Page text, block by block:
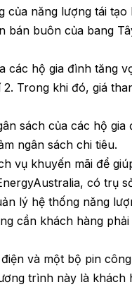
của năng lượng tái tạo
bán buôn của bang
các hộ gia đình tăng
Trong khi đó, giá
sách của các hộ gia
ngân sách chi tiêu.
vụ khuyến mãi để
có trụ
lý hệ thống năng
cần khách hàng phải
và một bộ pin
trình này là khách